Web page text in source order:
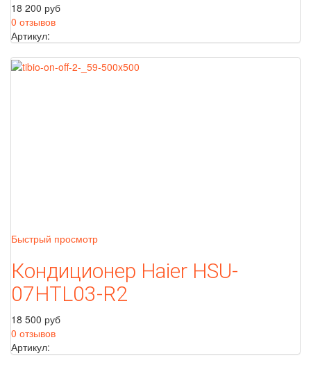
18 200 руб
0 отзывов
Артикул:
Быстрый просмотр
Кондиционер Haier HSU-
07HTL03-R2
18 500 руб
0 отзывов
Артикул: